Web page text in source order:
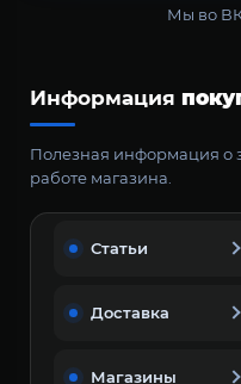
Мы во
Информация
Полезная информация о
работе магазина.
Статьи
Доставка
Магазины